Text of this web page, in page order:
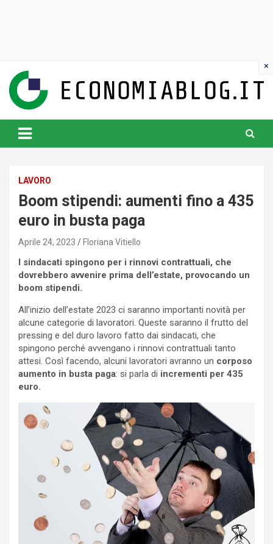
content
www.economiablog.it
LAVORO
Boom stipendi: aumenti fino a 435
euro in busta paga
Aprile 24, 2023 Floriana Vitiello
I sindacati spingono per i rinnovi contrattuali, che
dovrebbero avvenire prima dell’estate, provocando un
boom stipendi.
All’inizio dell’estate 2023 ci saranno importanti novità per
alcune categorie di lavoratori. Queste saranno il frutto del
pressing e del duro lavoro fatto dai sindacati, che
spingono perché avvengano i rinnovi contrattuali tanto
attesi. Così facendo, alcuni lavoratori avranno un corposo
aumento in busta paga: si parla di incrementi per 435
euro.